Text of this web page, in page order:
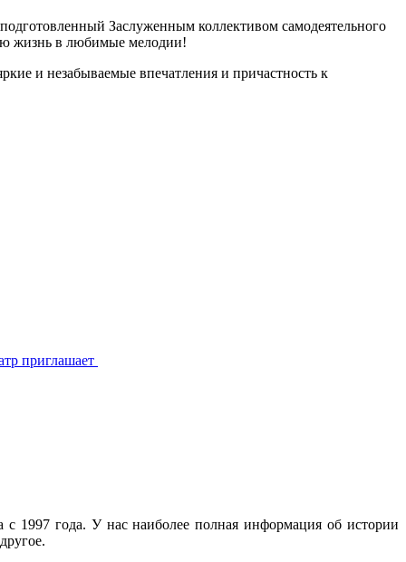
Заслуженным коллективом самодеятельного
жизнь в любимые мелодии!
и незабываемые впечатления и причастность к
приглашает
года. У нас наиболее полная информация об истории